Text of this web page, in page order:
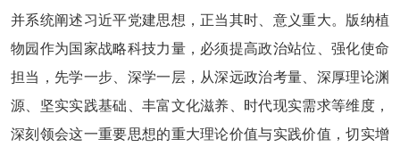
并系统阐述习近平党建思想，正当其时、意义重大。版纳植
物园作为国家战略科技力量，必须提高政治站位、强化使命
担当，先学一步、深学一层，从深远政治考量、深厚理论渊
源、坚实实践基础、丰富文化滋养、时代现实需求等维度，
深刻领会这一重要思想的重大理论价值与实践价值，切实增